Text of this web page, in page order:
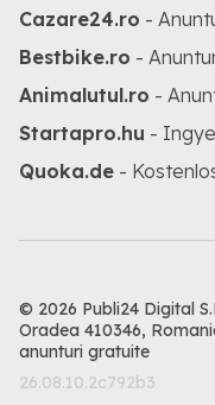
Cazare24.ro -
Bestbike.ro -
Animalutul.ro -
Startapro.hu -
Quoka.de -
© 2026 Publi24 Digital
Oradea 410346,
anunturi gratuite
26.08.10.2c792b3